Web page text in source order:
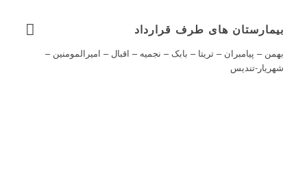
بیمارستان های طرف قرارداد
بهمن – پیامبران – تریتا – بابک – نجمیه – اقبال – امیرالمومنین –
شهریار-تندیس